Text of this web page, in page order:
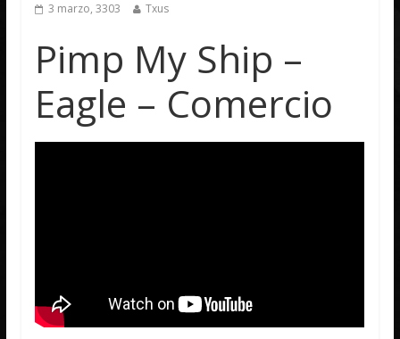
3 marzo, 3303 Txus
Pimp My Ship –
Eagle – Comercio